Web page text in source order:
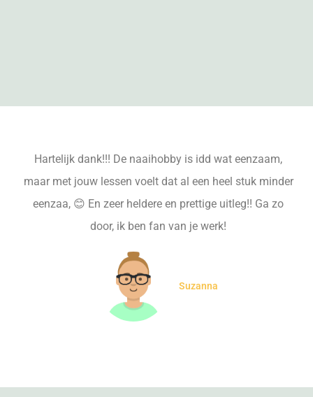
Hartelijk dank!!! De naaihobby is idd wat eenzaam,
maar met jouw lessen voelt dat al een heel stuk minder
eenzaa, 😊 En zeer heldere en prettige uitleg!! Ga zo
door, ik ben fan van je werk!
Suzanna